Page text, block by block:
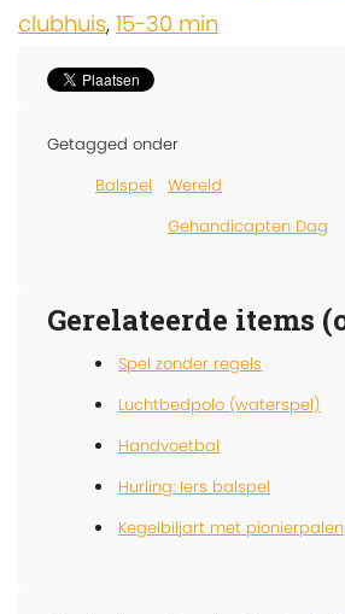
clubhuis, 15-30 min
Getagged onder
Balspel
Wereld
Gehandicapten Dag
Gerelateerde items
Spel zonder regels
Luchtbedpolo (waterspel)
Handvoetbal
Hurling: Iers balspel
Kegelbiljart met pionierpalen